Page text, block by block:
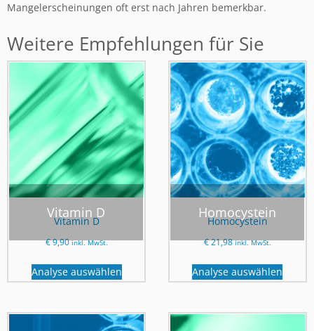
Mangelerscheinungen oft erst nach Jahren bemerkbar.
Weitere Empfehlungen für Sie
Vitamin D
Vitamin D
€9,90 inkl. MwSt.
Analyse auswählen
Homocystein
Homocystein
€21,98 inkl. MwSt.
Analyse auswählen